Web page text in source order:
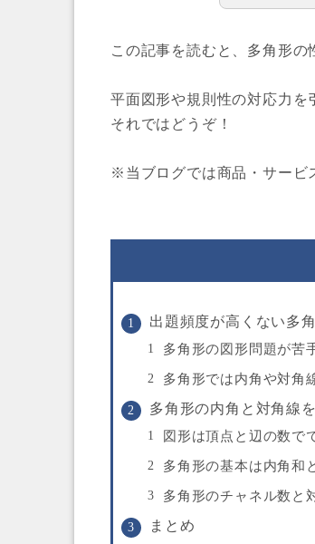
この記事を読むと、多角形の
平面図形や規則性の対応力を
それではどうぞ！
※当ブログでは商品・サービ
出題頻度が高くない多
多角形の図形問題が苦
多角形では内角や対角
多角形の内角と対角線
図形は頂点と辺の数で
多角形の基本は内角和
多角形のチャネル数と
まとめ